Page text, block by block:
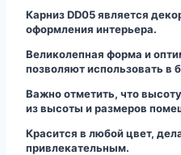
Карниз DD05 является
оформления интерьера.
Великолепная форма и
позволяют использовать в
Важно отметить, что
из высоты и размеров
Красится в любой цвет,
привлекательным.